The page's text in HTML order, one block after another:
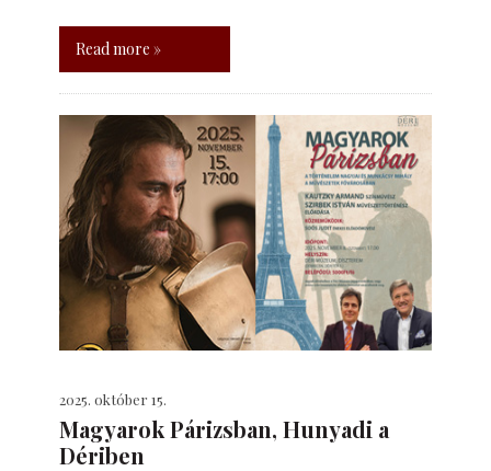
Read more »
2025. október 15.
​Magyarok Párizsban, Hunyadi a
Dériben